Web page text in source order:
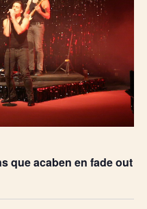
que acaben en fade out